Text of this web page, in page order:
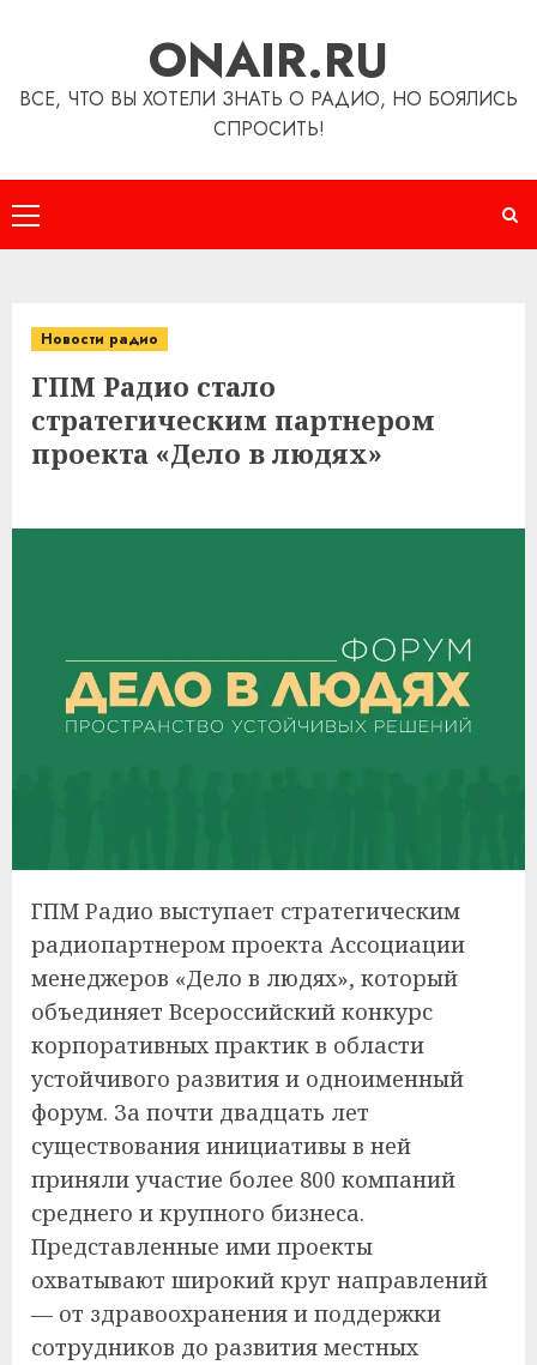
ONAIR.RU
ВСЕ, ЧТО ВЫ ХОТЕЛИ ЗНАТЬ О РАДИО, НО БОЯЛИСЬ
СПРОСИТЬ!
Основное
меню
Новости радио
ГПМ Радио стало
стратегическим партнером
проекта «Дело в людях»
ГПМ Радио выступает стратегическим
радиопартнером проекта Ассоциации
менеджеров «Дело в людях», который
объединяет Всероссийский конкурс
корпоративных практик в области
устойчивого развития и одноименный
форум. За почти двадцать лет
существования инициативы в ней
приняли участие более 800 компаний
среднего и крупного бизнеса.
Представленные ими проекты
охватывают широкий круг направлений
— от здравоохранения и поддержки
сотрудников до развития местных